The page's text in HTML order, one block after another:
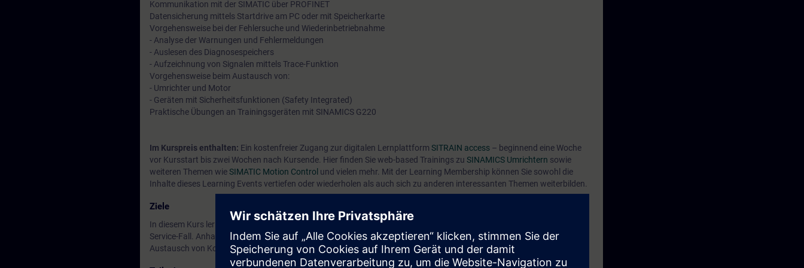
Kommunikation mit der SIMATIC über PROFINET
Datensicherung mittels Startdrive am PC oder mit Speicherkarte
Vorgehensweise bei der Fehlersuche und Wiederinbetriebnahme
- Analyse der Warnungen und Fehlermeldungen
- Auslesen des Diagnosespeichers
- Aufzeichnung von Signalen mittels Trace-Funktion
Vorgehensweise beim Austausch von:
- Umrichter und Motor
- Geräten mit Sicherheitsfunktionen (Safety Integrated)
Praktische Übungen an Trainingsgeräten mit SINAMICS G220
Im Kurspreis enthalten: Ein kostenfreier Zugang zur digitalen Lernplattform SITRAIN access – beginnend eine Woche
vor Kursstart bis zwei Wochen nach Kursende. Hier finden Sie web-based Trainings zu SINAMICS Umrichtern sowie
weiteren Themen wieSIMATIC Motion Control und vielen mehr. Mit der Learning Membership können Sie sowohl die
Inhalte dieses Learning Events vertiefen oder wiederholen als auch sich zu anderen interessanten Themen weiterbilden.
Ziele
In diesem Kurs lernen Sie den sicheren Umgang mit den Antrieben SINAMICS G220 bei der Inbetriebnahme und im
Service-Fall. Anhand verschiedener Szenarien üben Sie die Inbetriebnahme und Service-Tätigkeiten wie Datensicherung,
Austausch von Komponenten und Wiederinbetriebnahme.